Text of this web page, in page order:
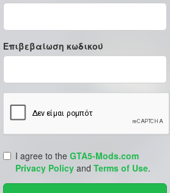
Επιβεβαίωση κωδικού
I agree to the GTA5-Mods.com
Privacy Policy and Terms of Use.